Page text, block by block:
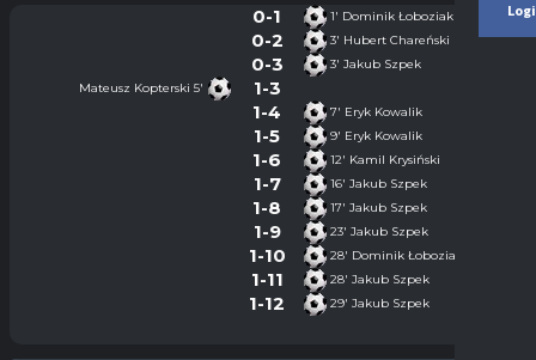
0-1 1' Dominik Łoboziak
0-2 3' Hubert Chareński
0-3 3' Jakub Szpek
Mateusz Kopterski 5'
1-3
1-4
7' Eryk Kowalik
1-5 9' Eryk Kowalik
1-6 12' Kamil Krysiński
1-7 16' Jakub Szpek
1-8 17' Jakub Szpek
1-9 23' Jakub Szpek
1-10 28' Dominik Łoboziak
1-11 28' Jakub Szpek
1-12 29' Jakub Szpek